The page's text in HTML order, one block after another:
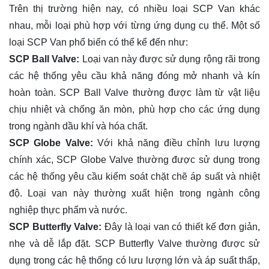
Trên thị trường hiện nay, có nhiều loại SCP Van khác
nhau, mỗi loại phù hợp với từng ứng dụng cụ thể. Một số
loại SCP Van phổ biến có thể kể đến như:
SCP Ball Valve: Loại van này được sử dụng rộng rãi trong
các hệ thống yêu cầu khả năng đóng mở nhanh và kín
hoàn toàn. SCP Ball Valve thường được làm từ vật liệu
chịu nhiệt và chống ăn mòn, phù hợp cho các ứng dụng
trong ngành dầu khí và hóa chất.
SCP Globe Valve: Với khả năng điều chỉnh lưu lượng
chính xác, SCP Globe Valve thường được sử dụng trong
các hệ thống yêu cầu kiểm soát chặt chẽ áp suất và nhiệt
độ. Loại van này thường xuất hiện trong ngành công
nghiệp thực phẩm và nước.
SCP Butterfly Valve: Đây là loại van có thiết kế đơn giản,
nhẹ và dễ lắp đặt. SCP Butterfly Valve thường được sử
dụng trong các hệ thống có lưu lượng lớn và áp suất thấp,